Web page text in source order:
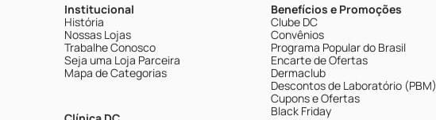
Institucional
História
Nossas Lojas
Trabalhe Conosco
Seja uma Loja Parceira
Mapa de Categorias
Benefícios e Promoções
Clube DC
Convênios
Programa Popular do Brasil
Encarte de Ofertas
Dermaclub
Descontos de Laboratório (PBM)
Cupons e Ofertas
Black Friday